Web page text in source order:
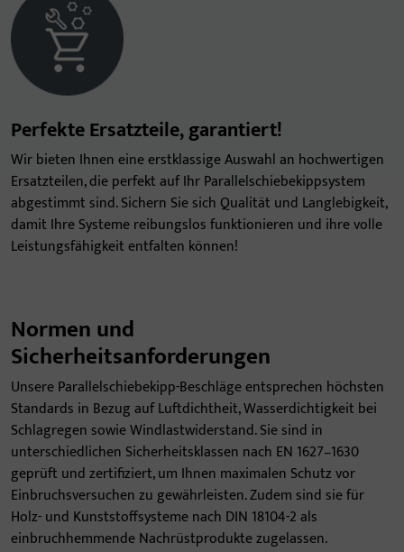
Perfekte Ersatzteile, garantiert!
Wir bieten Ihnen eine erstklassige Auswahl an hochwertigen
Ersatzteilen, die perfekt auf Ihr Parallelschiebekippsystem
abgestimmt sind. Sichern Sie sich Qualität und Langlebigkeit,
damit Ihre Systeme reibungslos funktionieren und ihre volle
Leistungsfähigkeit entfalten können!
Normen und
Sicherheitsanforderungen
Unsere Parallelschiebekipp-Beschläge entsprechen höchsten
Standards in Bezug auf Luftdichtheit, Wasserdichtigkeit bei
Schlagregen sowie Windlastwiderstand. Sie sind in
unterschiedlichen Sicherheitsklassen nach EN 1627–1630
geprüft und zertifiziert, um Ihnen maximalen Schutz vor
Einbruchsversuchen zu gewährleisten. Zudem sind sie für
Holz- und Kunststoffsysteme nach DIN 18104-2 als
einbruchhemmende Nachrüstprodukte zugelassen.